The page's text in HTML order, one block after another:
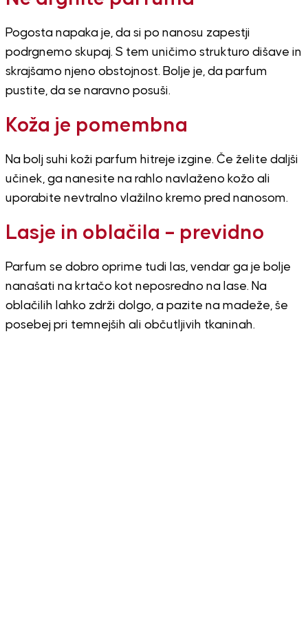
Pogosta napaka je, da si po nanosu zapestji
podrgnemo skupaj. S tem uničimo strukturo dišave in
skrajšamo njeno obstojnost. Bolje je, da parfum
pustite, da se naravno posuši.
Koža je pomembna
Na bolj suhi koži parfum hitreje izgine. Če želite daljši
učinek, ga nanesite na rahlo navlaženo kožo ali
uporabite nevtralno vlažilno kremo pred nanosom.
Lasje in oblačila – previdno
Parfum se dobro oprime tudi las, vendar ga je bolje
nanašati na krtačo kot neposredno na lase. Na
oblačilih lahko zdrži dolgo, a pazite na madeže, še
posebej pri temnejših ali občutljivih tkaninah.